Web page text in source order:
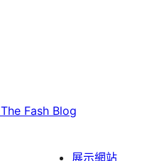
The Fash Blog
展示網站